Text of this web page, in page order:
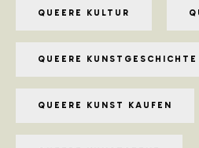
QUEERE KULTUR
QUEERE KUNSTGESCHICHTE
QUEERE KUNST KAUFEN